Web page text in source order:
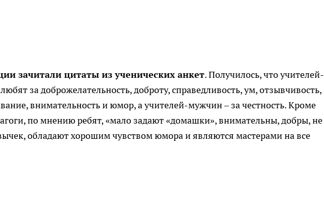
зачитали цитаты из ученических анкет. Получилось, что учителей-
за доброжелательность, доброту, справедливость, ум, отзывчивость,
внимательность и юмор, а учителей-мужчин – за честность. Кроме
по мнению ребят, «мало задают «домашки», внимательны, добры, не
обладают хорошим чувством юмора и являются мастерами на все